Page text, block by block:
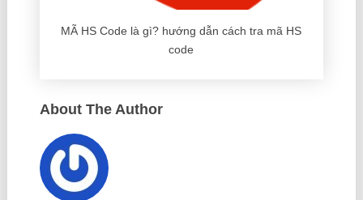
MÃ HS Code là gì? hướng dẫn cách tra mã HS
code
About The Author